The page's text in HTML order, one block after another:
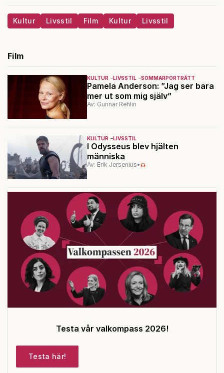
Kultur Livsstil Film Kultur Livsstil
Film
KULTUR LIVSSTIL SOMMARPORTRÄTT
Pamela Anderson: ”Jag ser bara
mer ut som mig själv”
Av: Gunnar Rehlin
KULTUR LIVSSTIL
I Odysseus blev hjälten
människa
Av: Erik Jersenius•
Testa vår valkompass 2026!
Testa här!